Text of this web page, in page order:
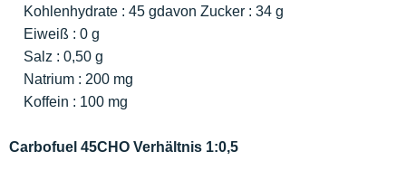
Kohlenhydrate : 45 gdavon Zucker : 34 g
Eiweiß : 0 g
Salz : 0,50 g
Natrium : 200 mg
Koffein : 100 mg
Carbofuel 45CHO Verhältnis 1:0,5